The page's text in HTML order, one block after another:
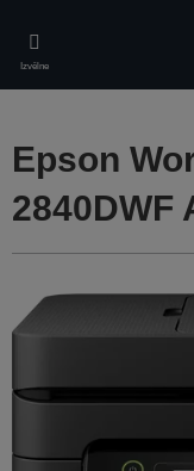
main
content
Izvēlne
Epson
2840DWF